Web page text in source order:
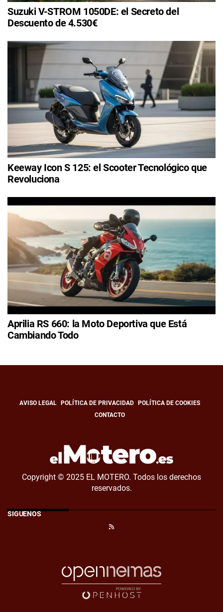
Suzuki V-STROM 1050DE: el Secreto del
Descuento de 4.530€
Keeway Icon S 125: el Scooter Tecnológico que
Revoluciona
Aprilia RS 660: la Moto Deportiva que Está
Cambiando Todo
AVISO LEGAL POLÍTICA DE PRIVACIDAD
POLÍTICA DE COOKIES
CONTACTO
Copyright © 2025 EL MOTERO. Todos los derechos
reservados.
SÍGUENOS